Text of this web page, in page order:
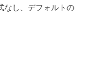
なし、デフォルトの